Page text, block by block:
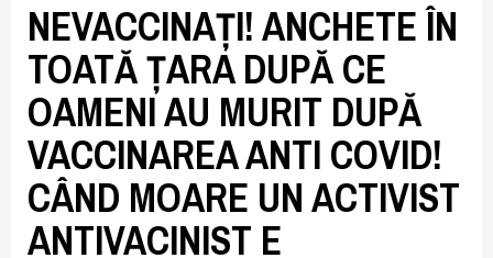
NEVACCINAȚI! ANCHETE ÎN
TOATĂ ȚARA DUPĂ CE
OAMENI AU MURIT DUPĂ
VACCINAREA ANTI COVID!
CÂND MOARE UN ACTIVIST
ANTIVACINIST E